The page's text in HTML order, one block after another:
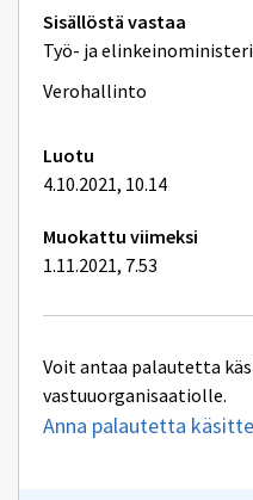
Tekniset
lisätiedot
Sisällöstä vastaa
Työ- ja
Verohallinto
Luotu
4.10.2021, 10.14
Muokattu viimeksi
1.11.2021, 7.53
Voit antaa palautetta
vastuuorganisaatiolle.
Anna palautetta